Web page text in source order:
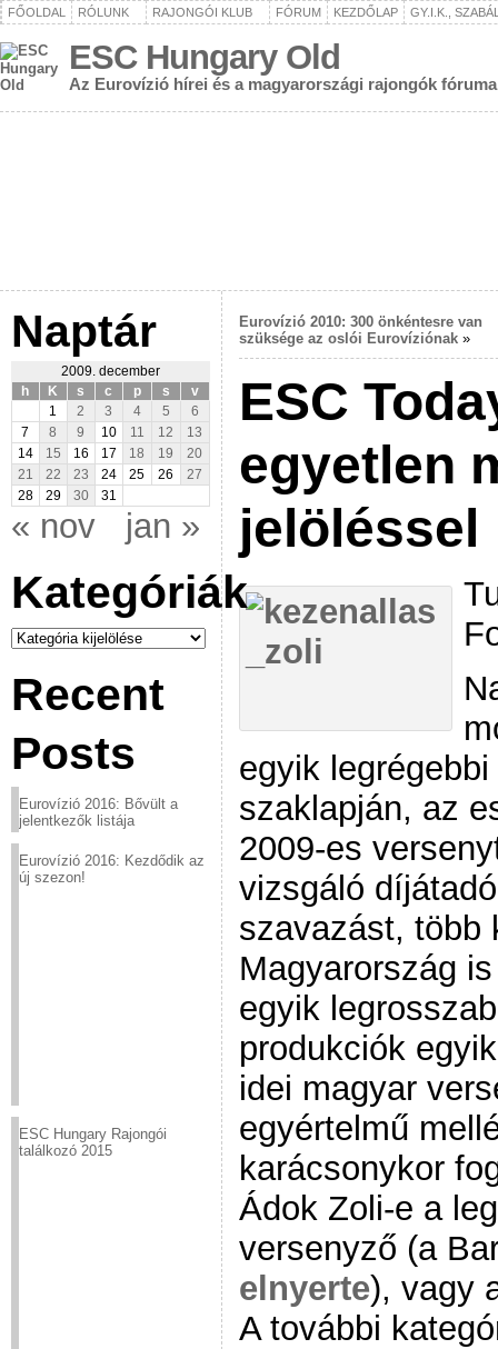
FŐOLDAL RÓLUNK RAJONGÓI KLUB FÓRUM KEZDŐLAP GY.I.K.,
ESC Hungary Old
Az Eurovízió hírei és a magyarországi rajongók fóruma
Naptár
2009. december
h
K s c p s
v
1
2 3 4 5
6
7
8 9 10 11 12
13
14
15 16 17 18 19
20
21
22 23 24 25 26
27
28
29 30 31
« nov jan »
Kategóriák
Kategóriák
Recent
Posts
Eurovízió 2016: Bővült a
jelentkezők listája
Eurovízió 2016: Kezdődik az
új szezon!
ESC Hungary Rajongói
találkozó 2015
Eurovízió 2010: 300 önkéntesre van
szüksége az oslói Eurovíziónak »
ESC
egyetlen
jelöléssel
egyik
szaklapján, az
2009-es
vizsgáló
szavazást, több
Magyarország
egyik
produkciók
idei magyar
egyértelmű
karácsonykor
Ádok Zoli-e a
versenyző (a
elnyerte), vagy
A további